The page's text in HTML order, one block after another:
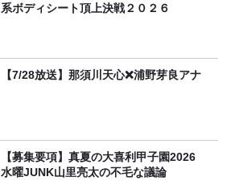
系ボディシート頂上決戦２０２６
【7/28放送】那須川天心❌浦野芽良アナ
【募集要項】真夏の大喜利甲子園2026
水曜JUNK山里亮太の不毛な議論